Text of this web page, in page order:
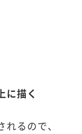
に描く
るので、